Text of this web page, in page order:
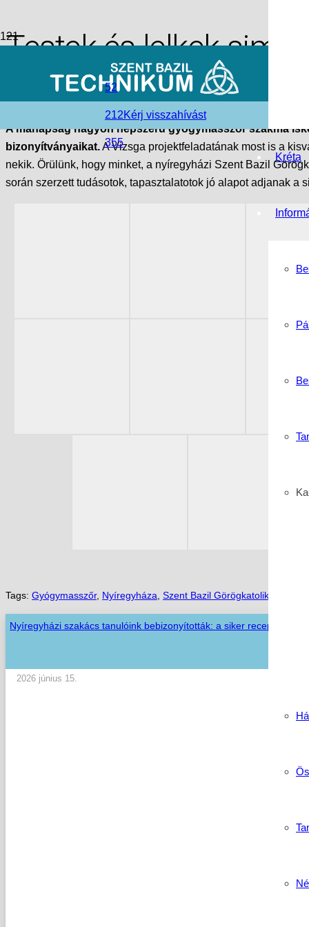
Kréta
52
212
355
Kérj visszahívást
Testek és lelkek
2025-06-06
folder_openHírek,Nyíregyházi Tagintézmény
A manapság nagyon népszerű gyógymasszőr szakma
bizonyítványaikat.A Vizsga projektfeladatának most is a
nekik. Örülünk, hogy minket, a nyíregyházi Szent Bazil
során szerzett tudásotok, tapasztalatotok jó alapot adjanak a
Tags: Gyógymasszőr, Nyíregyháza Szent Bazil Görögkatolikus
Nyíregyházi szakács tanulóink bebizonyították: a siker receptje a
2026 június 15.